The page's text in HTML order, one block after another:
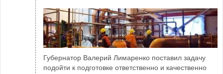
Губернатор Валерий Лимаренко поставил задачу
подойти к подготовке ответственно и качественно